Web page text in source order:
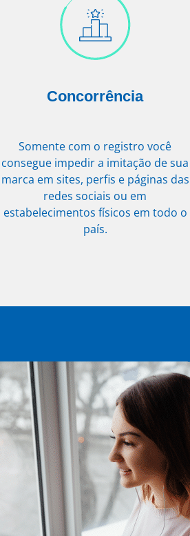
Concorrência
Somente com o registro você
consegue impedir a imitação de sua
marca em sites, perfis e páginas das
redes sociais ou em
estabelecimentos físicos em todo o
país.